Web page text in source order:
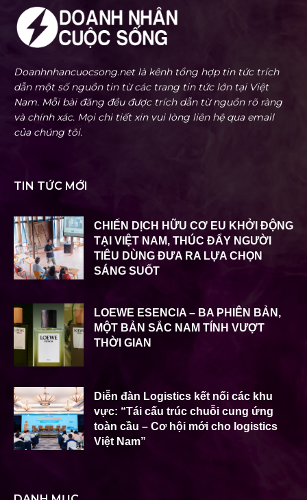
Doanhnhancuocsong.net là kênh tổng hợp tin tức trích
dẫn một số nguồn tin từ các trang tin tức lớn tại Việt
Nam. Mỗi bài đăng đều được trích dẫn từ nguồn rõ ràng
và chính xác. Mọi chi tiết xin vui lòng liên hệ qua email
của chúng tôi.
TIN TỨC MỚI
CHIẾN DỊCH HỮU CƠ EU KHỞI ĐỘNG
TẠI VIỆT NAM, THÚC ĐẨY NGƯỜI
TIÊU DÙNG ĐƯA RA LỰA CHỌN
SÁNG SUỐT
LOEWE ESENCIA – BA PHIÊN BẢN,
MỘT BẢN SẮC NAM TÍNH VƯỢT
THỜI GIAN
Diễn đàn Logistics kết nối các khu
vực: “Tái cấu trúc chuỗi cung ứng
toàn cầu – Cơ hội mới cho logistics
Việt Nam”